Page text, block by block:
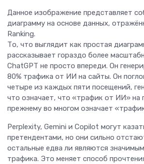
Данное изображение представляет
диаграмму на основе данных,
Ranking.
То, что выглядит как простая
рассказывает гораздо более
ChatGPT не просто впереди. Он
80% трафика от ИИ на сайты. Он
четыре из каждых пяти посещений,
что означает, что «трафик от ИИ» на
прежнему во многом означает
Perplexity, Gemini и Copilot могут
претендентами, но они сильно
остальные едва ли являются
трафика. Это меняет способ